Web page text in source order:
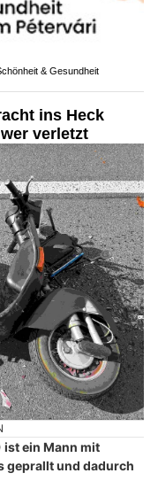
& Gesundheit
ins Heck
verletzt
ein Mann mit
geprallt und dadurch